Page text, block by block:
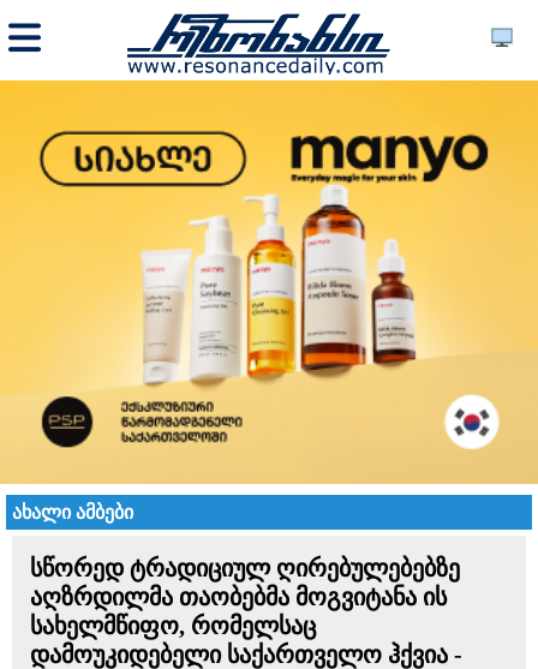
ახალი ამბები
სწორედ ტრადიციულ ღირებულებებზე
აღზრდილმა თაობებმა მოგვიტანა ის
სახელმწიფო, რომელსაც
დამოუკიდებელი საქართველო ჰქვია -